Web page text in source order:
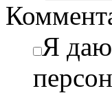
Я даю